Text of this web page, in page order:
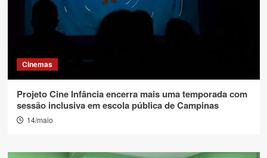
Cinemas
Projeto Cine Infância encerra mais uma temporada com
sessão inclusiva em escola pública de Campinas
14/maio